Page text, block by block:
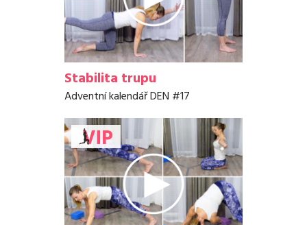
Stabilita trupu
Adventní kalendář DEN #17